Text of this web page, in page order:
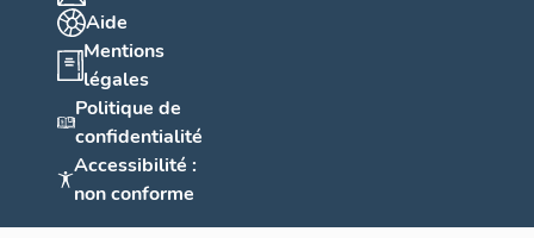
Aide
Mentions
légales
Politique de
confidentialité
Accessibilité :
non conforme